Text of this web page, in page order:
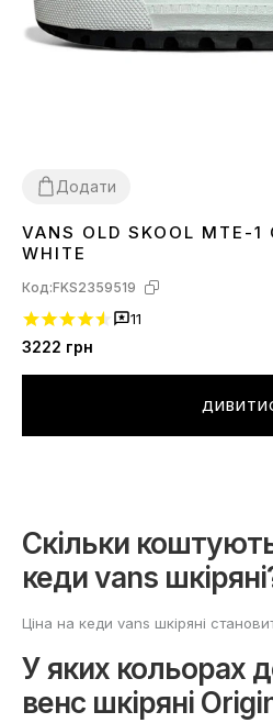
Додати
44
VANS OLD SKOOL MTE-1
WHITE
Код:FKS2359519
11
3222 грн
Скільки
кеди vans
Ціна на кеди vans шкіряні
У яких кольорах
венс шкіряні